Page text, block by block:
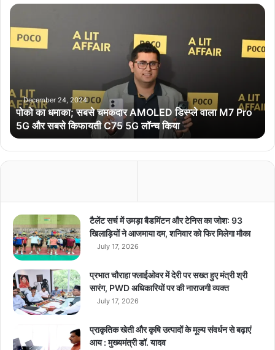
पो
का
ध
;
स
च
म
क
A
M
O
L
E
डि
स्प्ले
वा
7
December 24, 2024
पोको का धमाका; सबसे चमकदार AMOLED डिस्प्ले वाला M7 Pro
5G और सबसे किफायती C75 5G लॉन्च किया
टैलेंट सर्च में उमड़ा बैडमिंटन और टेनिस का जोश: 93
खिलाड़ियों ने आजमाया दम, शनिवार को फिर मिलेगा मौका
July 17, 2026
प्रभात चौराहा फ्लाईओवर में देरी पर सख्त हुए मंत्री श्री
सारंग, PWD अधिकारियों पर की नाराजगी व्यक्त
July 17, 2026
प्राकृतिक खेती और कृषि उत्पादों के मूल्य संवर्धन से बढ़ाएं
आय : मुख्यमंत्री डॉ. यादव